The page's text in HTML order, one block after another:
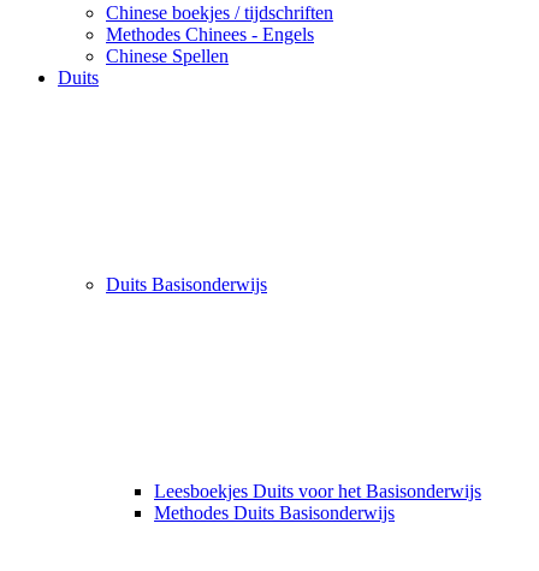
Chinese boekjes / tijdschriften
Methodes Chinees - Engels
Chinese Spellen
Duits
Duits Basisonderwijs
Leesboekjes Duits voor het Basisonderwijs
Methodes Duits Basisonderwijs